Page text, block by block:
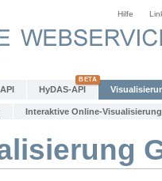
Hilfe
HyDAS-API
Interaktive Online-Visualisierung